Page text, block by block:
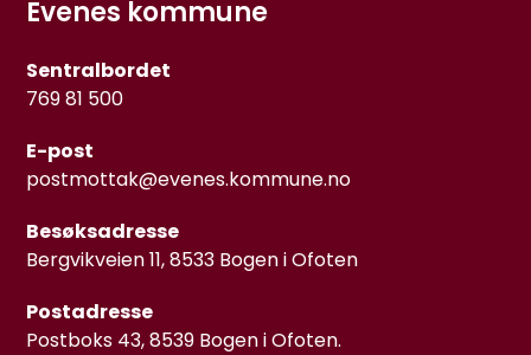
Evenes kommune
Sentralbordet
769 81 500
E-post
postmottak@evenes.kommune.no
Besøksadresse
Bergvikveien 11, 8533 Bogen i Ofoten
Postadresse
Postboks 43, 8539 Bogen i Ofoten.